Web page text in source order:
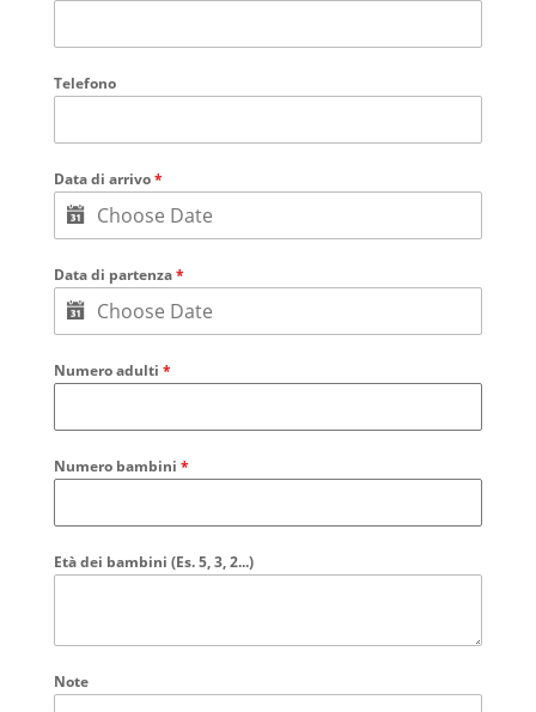
Telefono
Data di arrivo*
Data di partenza*
Numero adulti *
Numero bambini *
Età dei bambini (Es. 5, 3, 2...)
Note